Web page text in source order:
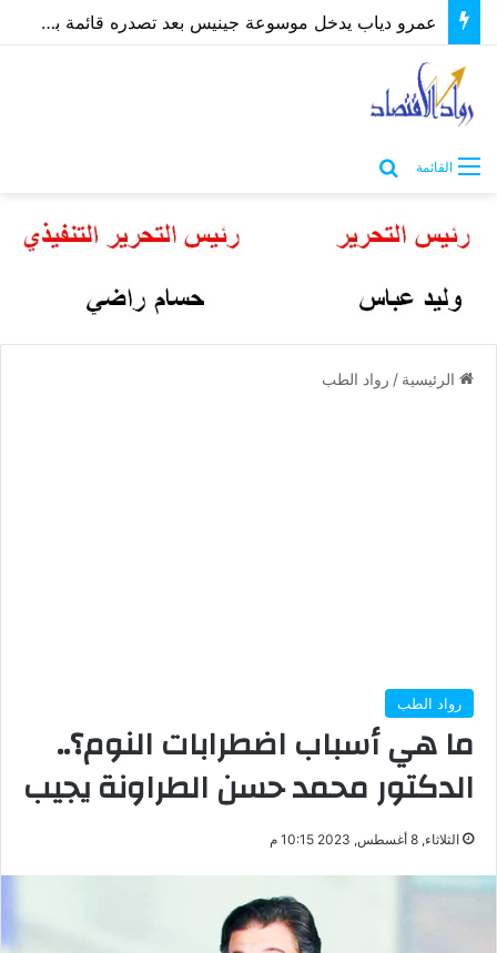
عمرو دياب يدخل موسوعة جينيس بعد تصدره قائمة بيلبورد عربية لـ68 أسبوعًا
القائمة
الرئيسية / رواد الطب
رواد الطب
ما هي أسباب اضطرابات النوم؟..
الدكتور محمد حسن الطراونة يجيب
الثلاثاء, 8 أغسطس, 2023 10:15 م